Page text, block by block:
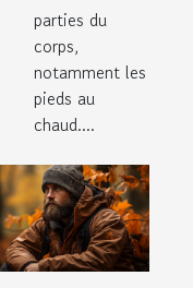
bottes
pour
l’hiver ?
parties du
corps,
notamment les
pieds au
chaud....